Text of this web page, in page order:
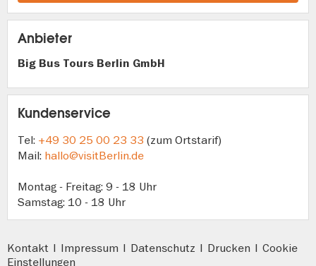
Anbieter
Big Bus Tours Berlin GmbH
Kundenservice
Tel: +49 30 25 00 23 33 (zum Ortstarif)
Mail: hallo@visitBerlin.de
Montag - Freitag: 9 - 18 Uhr
Samstag: 10 - 18 Uhr
Kontakt | Impressum | Datenschutz | Drucken | Cookie
Einstellungen